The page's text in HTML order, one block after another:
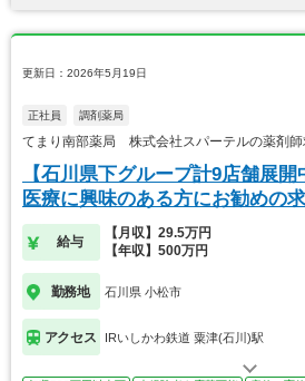
更新日：2026年5月19日
正社員 調剤薬局
てまり南部薬局 株式会社スパーテルの薬剤師
【石川県下グループ計9店舗展
医療に興味のある方にお勧めの求
給与
【月収】29.5万円
【年収】500万円
勤務地 石川県 小松市
アクセス IRいしかわ鉄道 粟津(石川)駅